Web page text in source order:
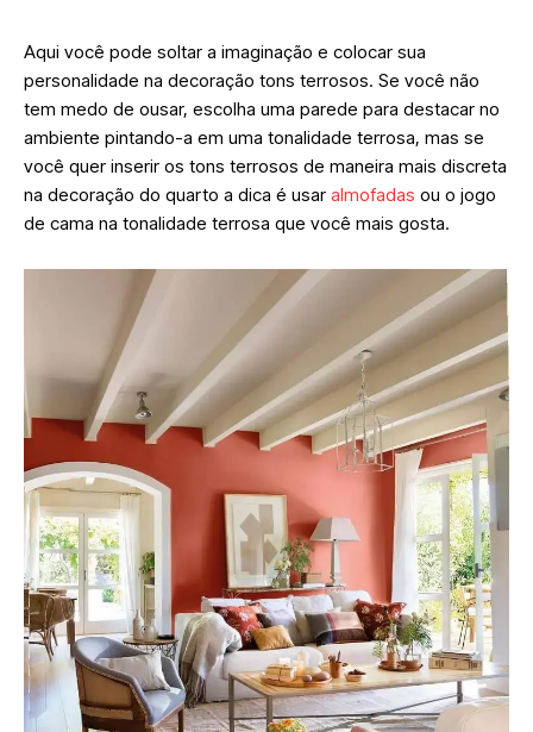
Aqui você pode soltar a imaginação e colocar sua
personalidade na decoração tons terrosos. Se você não
tem medo de ousar, escolha uma parede para destacar no
ambiente pintando-a em uma tonalidade terrosa, mas se
você quer inserir os tons terrosos de maneira mais discreta
na decoração do quarto a dica é usar almofadas ou o jogo
de cama na tonalidade terrosa que você mais gosta.